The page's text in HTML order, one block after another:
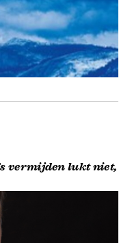
vermijden lukt niet,